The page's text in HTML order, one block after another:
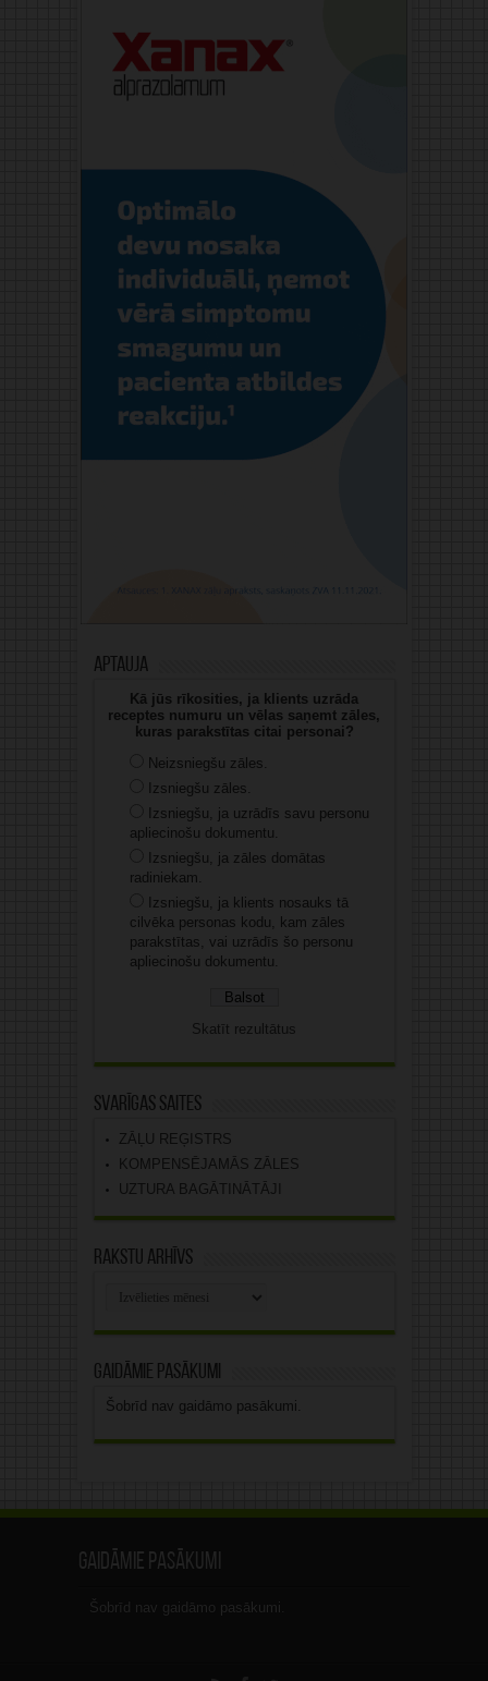
Aptauja
Kā jūs rīkosities, ja klients uzrāda
receptes numuru un vēlas saņemt zāles,
kuras parakstītas citai personai?
Neizsniegšu zāles.
Izsniegšu zāles.
Izsniegšu, ja uzrādīs savu personu
apliecinošu dokumentu.
Izsniegšu, ja zāles domātas
radiniekam.
Izsniegšu, ja klients nosauks tā
cilvēka personas kodu, kam zāles
parakstītas, vai uzrādīs šo personu
apliecinošu dokumentu.
Skatīt rezultātus
Svarīgas saites
ZĀĻU REĢISTRS
KOMPENSĒJAMĀS ZĀLES
UZTURA BAGĀTINĀTĀJI
Rakstu arhīvs
Gaidāmie pasākumi
Šobrīd nav gaidāmo pasākumi.
Gaidāmie pasākumi
Šobrīd nav gaidāmo pasākumi.